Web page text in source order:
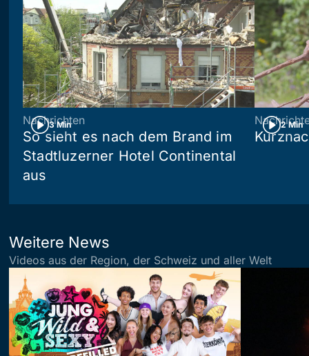
3 Min
Nachrichten
So sieht es nach dem Brand im
Stadtluzerner Hotel Continental
aus
2 Min
Weitere News
Videos aus der Region, der Schweiz und aller Welt